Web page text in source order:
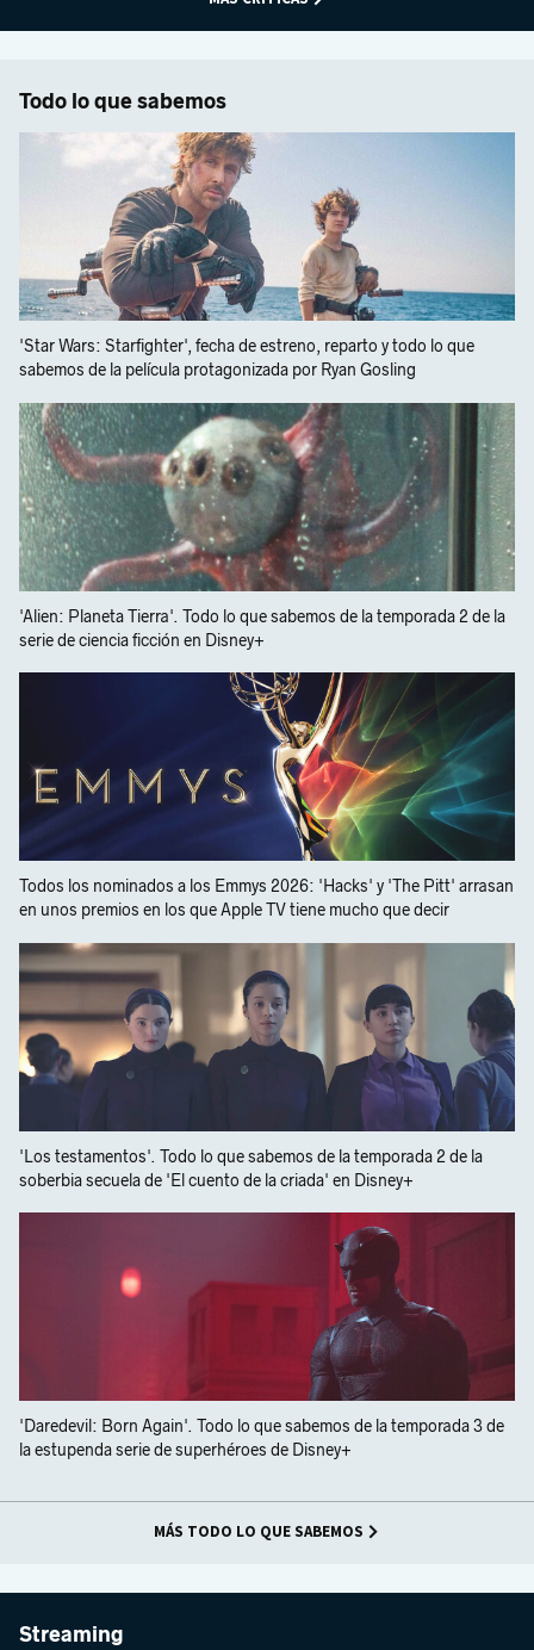
Todo lo que sabemos
'Star Wars: Starfighter', fecha de estreno, reparto y todo lo que
sabemos de la película protagonizada por Ryan Gosling
'Alien: Planeta Tierra'. Todo lo que sabemos de la temporada 2 de la
serie de ciencia ficción en Disney+
Todos los nominados a los Emmys 2026: 'Hacks' y 'The Pitt' arrasan
en unos premios en los que Apple TV tiene mucho que decir
'Los testamentos'. Todo lo que sabemos de la temporada 2 de la
soberbia secuela de 'El cuento de la criada' en Disney+
'Daredevil: Born Again'. Todo lo que sabemos de la temporada 3 de
la estupenda serie de superhéroes de Disney+
MÁS TODO LO QUE SABEMOS
Streaming